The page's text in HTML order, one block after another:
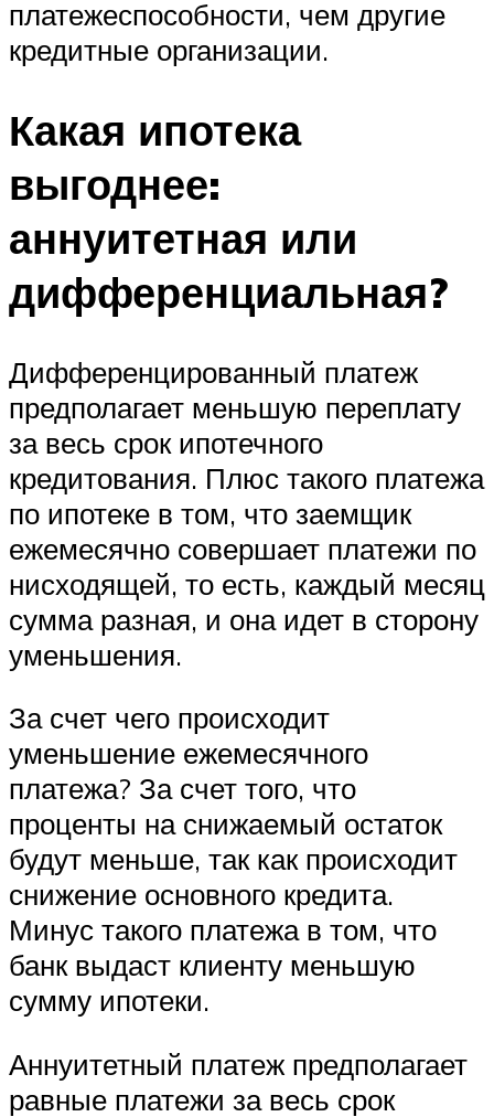
платежеспособности, чем другие
кредитные организации.
Какая ипотека
выгоднее:
аннуитетная или
дифференциальная?
Дифференцированный платеж
предполагает меньшую переплату
за весь срок ипотечного
кредитования. Плюс такого платежа
по ипотеке в том, что заемщик
ежемесячно совершает платежи по
нисходящей, то есть, каждый месяц
сумма разная, и она идет в сторону
уменьшения.
За счет чего происходит
уменьшение ежемесячного
платежа? За счет того, что
проценты на снижаемый остаток
будут меньше, так как происходит
снижение основного кредита.
Минус такого платежа в том, что
банк выдаст клиенту меньшую
сумму ипотеки.
Аннуитетный платеж предполагает
равные платежи за весь срок